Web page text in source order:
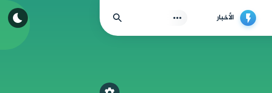
الأخبار بحث